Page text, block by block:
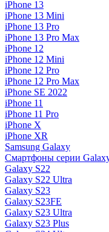
iPhone 13
iPhone 13 Mini
iPhone 13 Pro
iPhone 13 Pro Max
iPhone 12
iPhone 12 Mini
iPhone 12 Pro
iPhone 12 Pro Max
iPhone SE 2022
iPhone 11
iPhone 11 Pro
iPhone X
iPhone XR
Samsung Galaxy
Смартфоны серии
Galaxy S22
Galaxy S22 Ultra
Galaxy S23
Galaxy S23FE
Galaxy S23 Ultra
Galaxy S23 Plus